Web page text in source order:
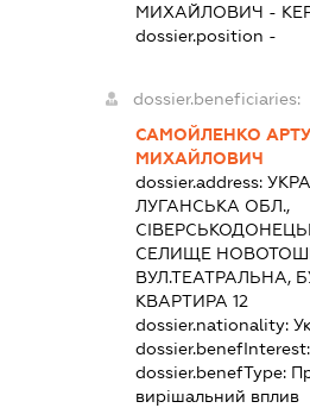
МИХАЙЛОВИЧ -
dossier.position -
dossier.beneficiaries:
САМОЙЛЕНКО
МИХАЙЛОВИЧ
dossier.address:
ЛУГАНСЬКА ОБЛ.,
СЕЛИЩЕ
ВУЛ.ТЕАТРАЛЬНА,
КВАРТИРА 12
dossier.nationality:
dossier.benefInterest:
dossier.benefType:
вирішальний вплив